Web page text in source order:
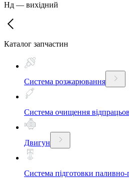
Нд — вихідний
Каталог запчастин
Система розжарювання
Система очищення
Двигун
Система підготовки паливно-